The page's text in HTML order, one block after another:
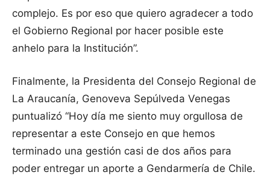
complejo. Es por eso que quiero agradecer a todo
el Gobierno Regional por hacer posible este
anhelo para la Institución”.
Finalmente, la Presidenta del Consejo Regional de
La Araucanía, Genoveva Sepúlveda Venegas
puntualizó “Hoy día me siento muy orgullosa de
representar a este Consejo en que hemos
terminado una gestión casi de dos años para
poder entregar un aporte a Gendarmería de Chile.